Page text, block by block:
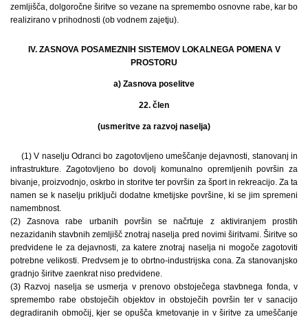
zemljišča, dolgoročne širitve so vezane na spremembo osnovne rabe, kar bo
realizirano v prihodnosti (ob vodnem zajetju).
IV. ZASNOVA POSAMEZNIH SISTEMOV LOKALNEGA POMENA V
PROSTORU
a) Zasnova poselitve
22. člen
(usmeritve za razvoj naselja)
(1) V naselju Odranci bo zagotovljeno umeščanje dejavnosti, stanovanj in
infrastrukture. Zagotovljeno bo dovolj komunalno opremljenih površin za
bivanje, proizvodnjo, oskrbo in storitve ter površin za šport in rekreacijo. Za ta
namen se k naselju priključi dodatne kmetijske površine, ki se jim spremeni
namembnost.
(2) Zasnova rabe urbanih površin se načrtuje z aktiviranjem prostih
nezazidanih stavbnih zemljišč znotraj naselja pred novimi širitvami. Širitve so
predvidene le za dejavnosti, za katere znotraj naselja ni mogoče zagotoviti
potrebne velikosti. Predvsem je to obrtno-industrijska cona. Za stanovanjsko
gradnjo širitve zaenkrat niso predvidene.
(3) Razvoj naselja se usmerja v prenovo obstoječega stavbnega fonda, v
spremembo rabe obstoječih objektov in obstoječih površin ter v sanacijo
degradiranih območij, kjer se opušča kmetovanje in v širitve za umeščanje